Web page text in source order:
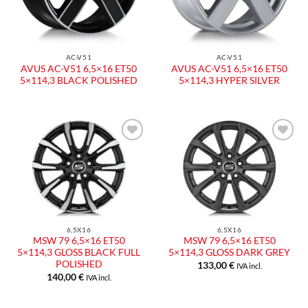
AC-V51
AVUS AC-V51 6,5×16 ET50
5×114,3 BLACK POLISHED
AC-V51
AVUS AC-V51 6,5×16 ET50
5×114,3 HYPER SILVER
Aggiungi
alla lista
dei
desideri
6,5X16
MSW 79 6,5×16 ET50
5×114,3 GLOSS BLACK FULL
POLISHED
140,00€ IVA incl.
Aggiungi
alla lista
dei
desideri
6,5X16
MSW 79 6,5×16 ET50
5×114,3 GLOSS DARK GREY
133,00€ IVA incl.